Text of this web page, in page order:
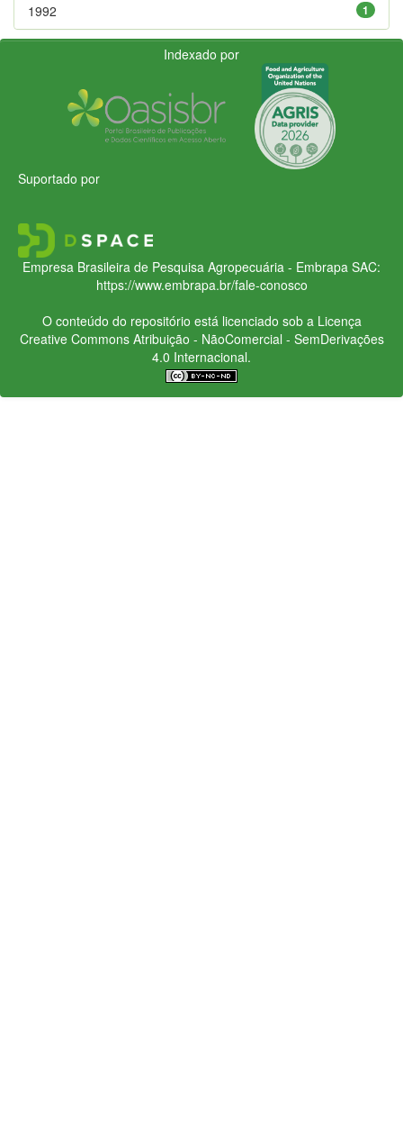
1
1992
Indexado por
Suportado por
Empresa Brasileira de Pesquisa Agropecuária - Embrapa SAC:
https://www.embrapa.br/fale-conosco
O conteúdo do repositório está licenciado sob a Licença
Creative CommonsAtribuição - NãoComercial - SemDerivações
4.0 Internacional.